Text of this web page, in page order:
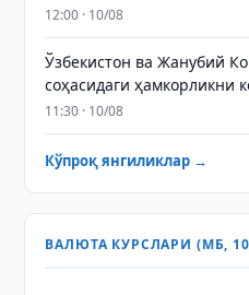
12:00 · 10/08
Ўзбекистон ва Жанубий
соҳасидаги ҳамкорликни
11:30 · 10/08
Кўпроқ янгиликлар →
ВАЛЮТА КУРСЛАРИ (МБ,